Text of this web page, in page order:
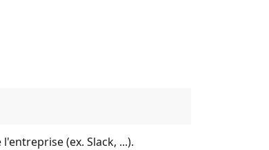
(ex. Slack, ...).